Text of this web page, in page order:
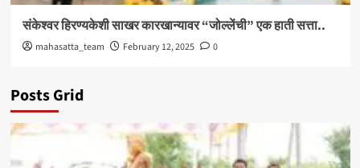
संकेश्वर हिरण्यकेशी साखर कारखान्यावर “जोल्लेंची” एक हाती सत्ता..
mahasatta_team February 12, 2025 0
Posts Grid